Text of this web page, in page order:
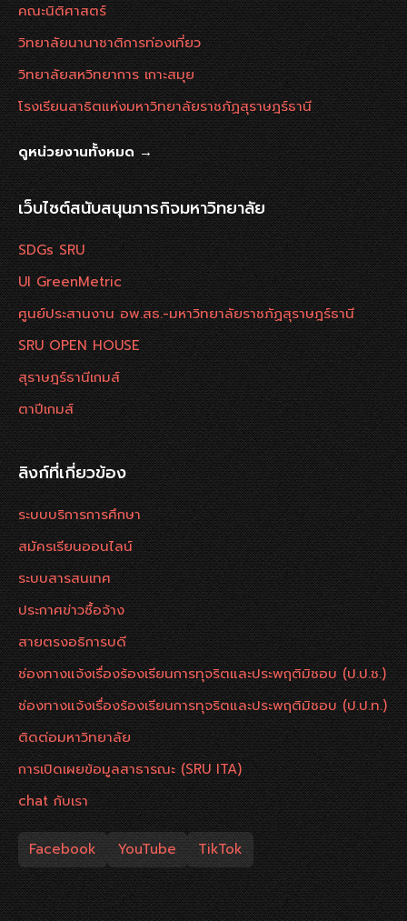
คณะนิติศาสตร์
วิทยาลัยนานาชาติการท่องเที่ยว
วิทยาลัยสหวิทยาการ เกาะสมุย
โรงเรียนสาธิตแห่งมหาวิทยาลัยราชภัฏสุราษฎร์ธานี
ดูหน่วยงานทั้งหมด →
เว็บไซต์สนับสนุนภารกิจมหาวิทยาลัย
SDGs SRU
UI GreenMetric
ศูนย์ประสานงาน อพ.สธ.-มหาวิทยาลัยราชภัฏสุราษฎร์ธานี
SRU OPEN HOUSE
สุราษฎร์ธานีเกมส์
ตาปีเกมส์
ลิงก์ที่เกี่ยวข้อง
ระบบบริการการศึกษา
สมัครเรียนออนไลน์
ระบบสารสนเทศ
ประกาศข่าวซื้อจ้าง
สายตรงอธิการบดี
ช่องทางแจ้งเรื่องร้องเรียนการทุจริตและประพฤติมิชอบ (ป.ป.ช.)
ช่องทางแจ้งเรื่องร้องเรียนการทุจริตและประพฤติมิชอบ (ป.ป.ท.)
ติดต่อมหาวิทยาลัย
การเปิดเผยข้อมูลสาธารณะ (SRU ITA)
chat กับเรา
Facebook YouTube TikTok